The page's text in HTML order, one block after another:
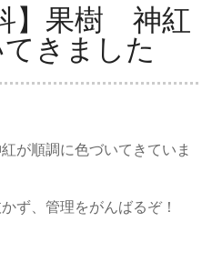
】果樹 神紅
きました
が順調に色づいてきていま
ず、管理をがんばるぞ！